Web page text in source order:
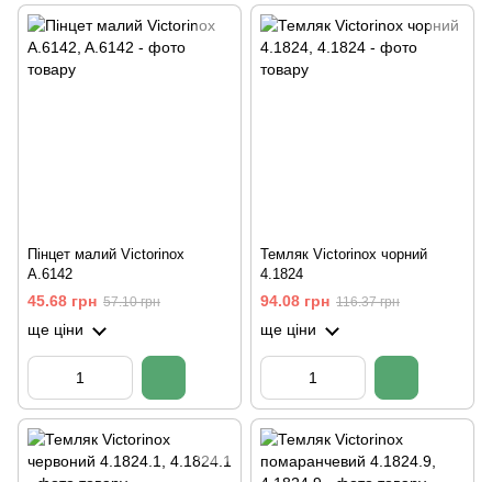
Пінцет малий Victorinox
A.6142
45.68 грн 57.10 грн
ще ціни
Темляк Victorinox чорний
4.1824
94.08 грн 116.37 грн
ще ціни